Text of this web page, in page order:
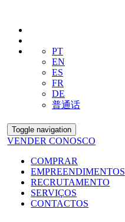
PT
EN
ES
FR
DE
普通话
Toggle navigation
VENDER CONOSCO
COMPRAR
EMPREENDIMENTOS
RECRUTAMENTO
SERVIÇOS
CONTACTOS